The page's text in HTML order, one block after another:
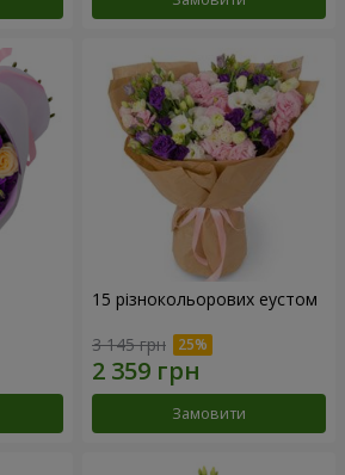
15 різнокольорових еустом
3 145 грн
Замовити